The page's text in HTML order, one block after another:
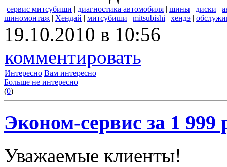
сервис митсубиши | диагностика автомобиля | шины | диски |
шиномонтаж | Хендай | митсубиши | mitsubishi | хендэ |
19.10.2010 в 10:56
комментировать
Интересно Вам интересно
Больше не интересно
(0)
Эконом-сервис за 1 999
Уважаемые клиенты!